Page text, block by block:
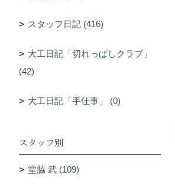
スタッフ日記 (416)
大工日記「切れっぱしクラブ」
(42)
大工日記「手仕事」 (0)
スタッフ別
堂脇 武 (109)